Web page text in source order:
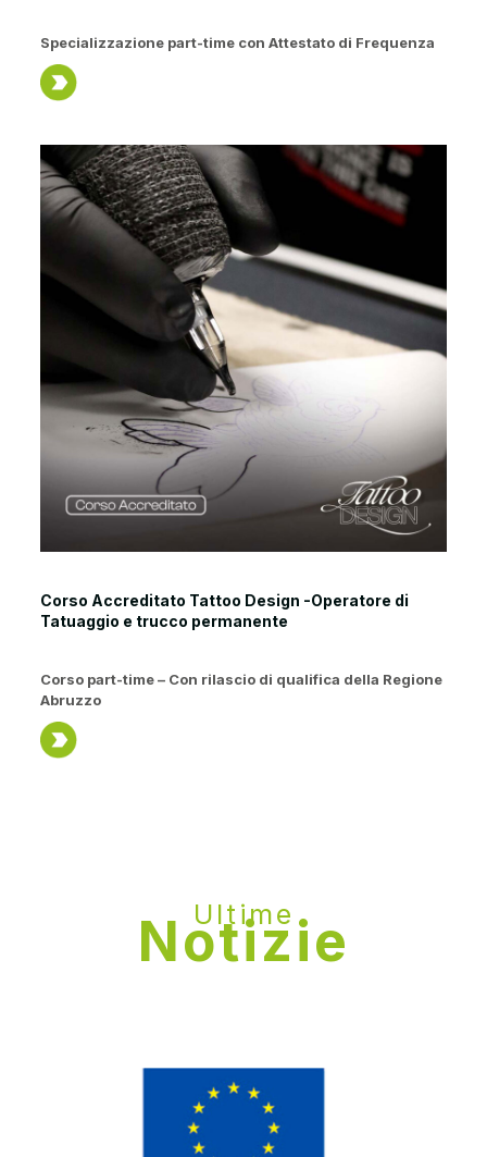
Specializzazione part-time con Attestato di Frequenza
Corso Accreditato Tattoo Design -Operatore di
Tatuaggio e trucco permanente
Corso part-time– Con rilascio di qualifica della Regione
Abruzzo
Ultime
Notizie